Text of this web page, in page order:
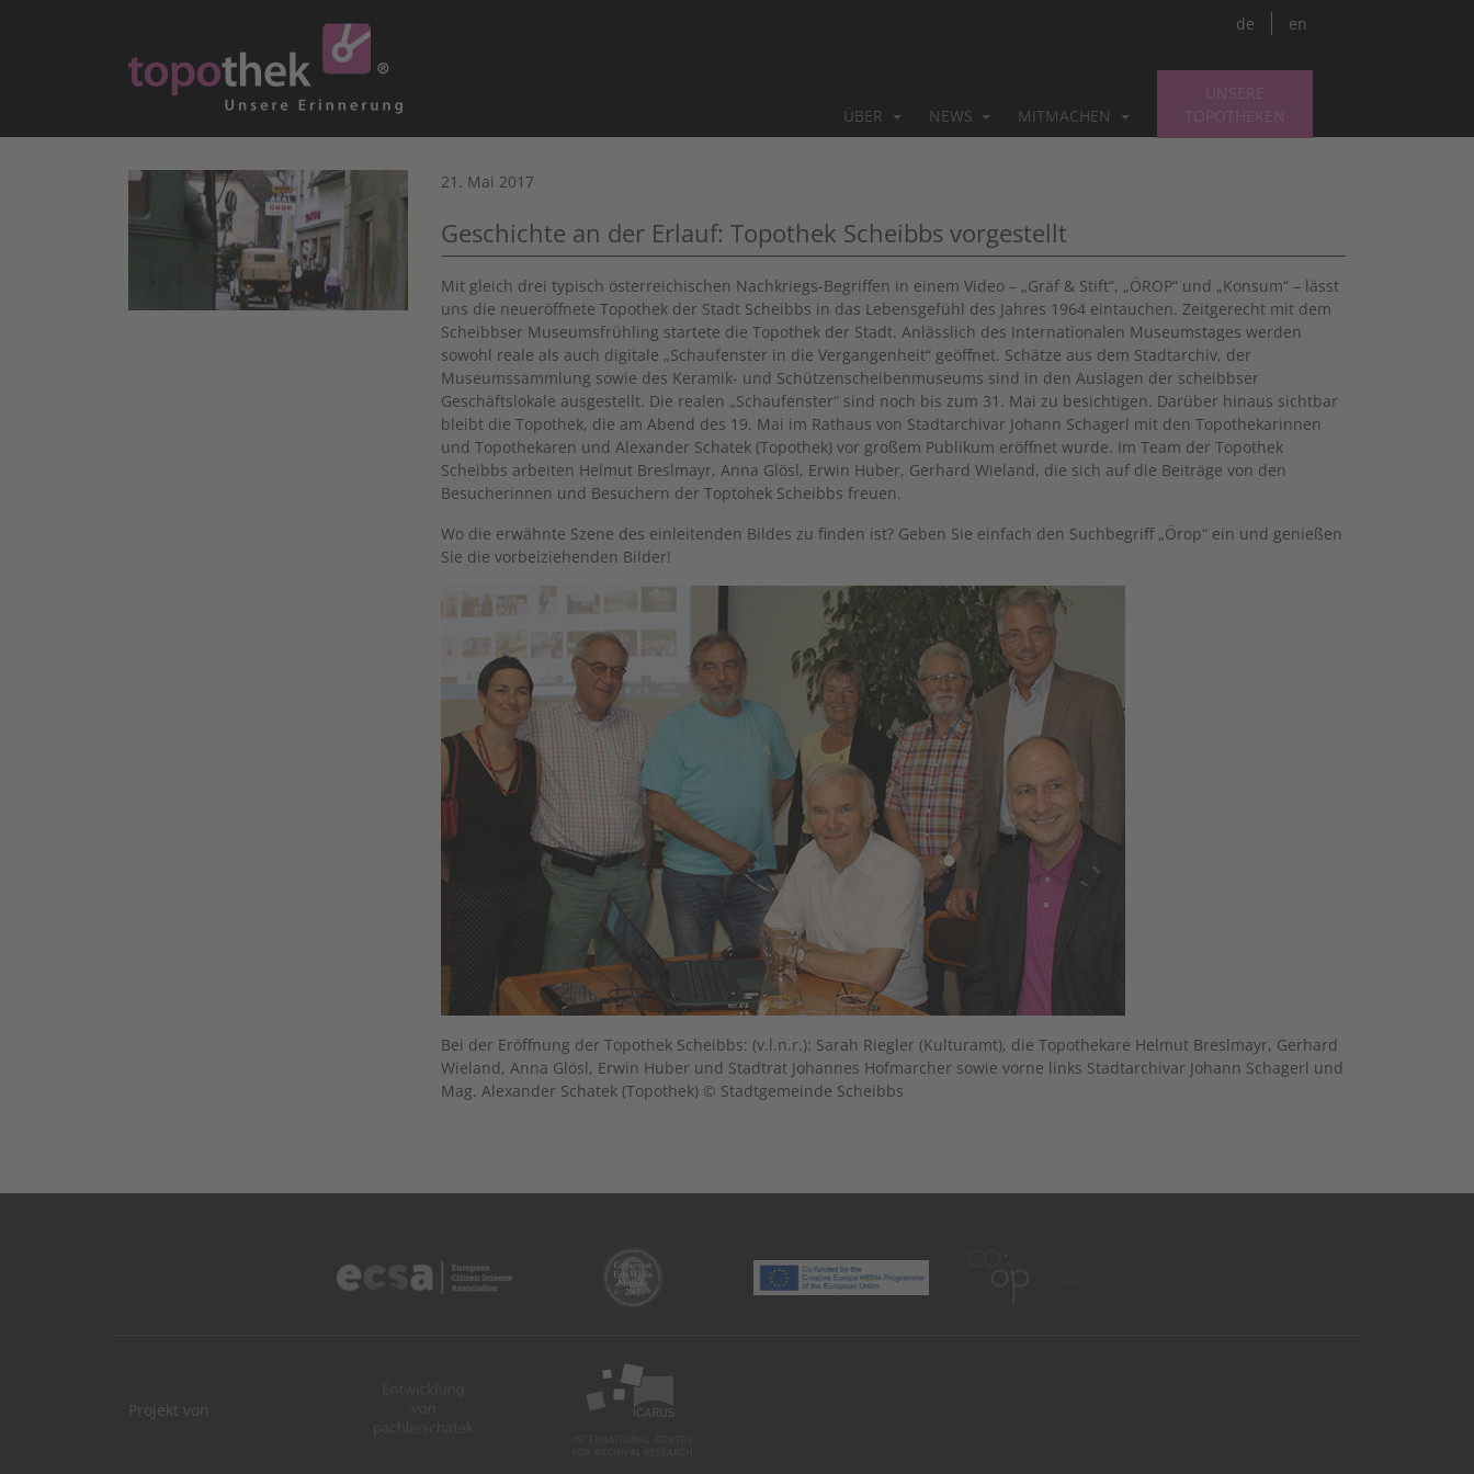
ÜBER NEWS MITMACHEN
UNSERE
TOPOTHEKEN
de en
21. Mai 2017
Geschichte an der Erlauf: Topothek Scheibbs vorgestellt
Mit gleich drei typisch österreichischen Nachkriegs-Begriffen in einem Video – „Gräf & Stift“, „ÖROP“ und „Konsum“ – lässt
uns die neueröffnete Topothek der Stadt Scheibbs in das Lebensgefühl des Jahres 1964 eintauchen. Zeitgerecht mit dem
Scheibbser Museumsfrühling startete die Topothek der Stadt. Anlässlich des Internationalen Museumstages werden
sowohl reale als auch digitale „Schaufenster in die Vergangenheit“ geöffnet. Schätze aus dem Stadtarchiv, der
Museumssammlung sowie des Keramik- und Schützenscheibenmuseums sind in den Auslagen der scheibbser
Geschäftslokale ausgestellt. Die realen „Schaufenster“ sind noch bis zum 31. Mai zu besichtigen. Darüber hinaus sichtbar
bleibt die Topothek, die am Abend des 19. Mai im Rathaus von Stadtarchivar Johann Schagerl mit den Topothekarinnen
und Topothekaren und Alexander Schatek (Topothek) vor großem Publikum eröffnet wurde. Im Team der Topothek
Scheibbs arbeiten Helmut Breslmayr, Anna Glösl, Erwin Huber, Gerhard Wieland, die sich auf die Beiträge von den
Besucherinnen und Besuchern der Toptohek Scheibbs freuen.
Wo die erwähnte Szene des einleitenden Bildes zu finden ist? Geben Sie einfach den Suchbegriff „Örop“ ein und genießen
Sie die vorbeiziehenden Bilder!
Bei der Eröffnung der Topothek Scheibbs: (v.l.n.r.): Sarah Riegler (Kulturamt), die Topothekare Helmut Breslmayr, Gerhard
Wieland, Anna Glösl, Erwin Huber und Stadtrat Johannes Hofmarcher sowie vorne links Stadtarchivar Johann Schagerl und
Mag. Alexander Schatek (Topothek) © Stadtgemeinde Scheibbs
Projekt von